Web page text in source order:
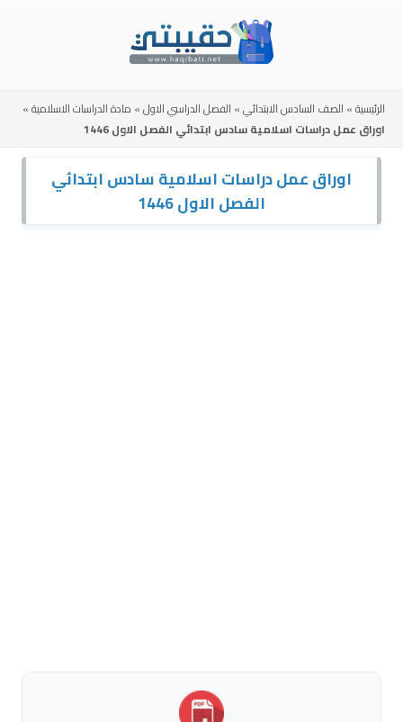
الرئيسية» الصف السادس الابتدائي» الفصل الدراسي الاول» مادة الدراسات الاسلامية»
اوراق عمل دراسات اسلامية سادس ابتدائي الفصل الاول 1446
اوراق عمل دراسات اسلامية سادس ابتدائي
الفصل الاول 1446